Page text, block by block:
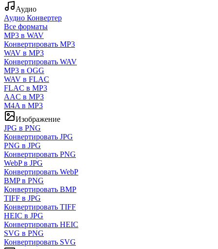
Аудио
Аудио Конвертер
Все форматы
MP3 в WAV
Конвертировать MP3
WAV в MP3
Конвертировать WAV
MP3 в OGG
WAV в FLAC
FLAC в MP3
AAC в MP3
M4A в MP3
Изображение
JPG в PNG
Конвертировать JPG
PNG в JPG
Конвертировать PNG
WebP в JPG
Конвертировать WebP
BMP в PNG
Конвертировать BMP
TIFF в JPG
Конвертировать TIFF
HEIC в JPG
Конвертировать HEIC
SVG в PNG
Конвертировать SVG